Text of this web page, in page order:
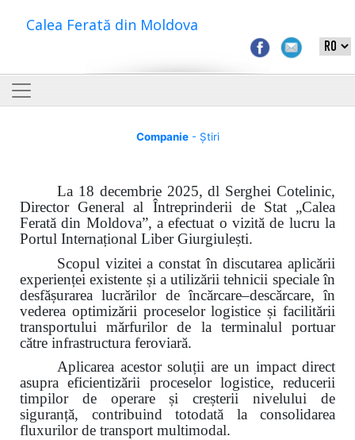
Calea Ferată din Moldova
Companie- Știri
La 18 decembrie 2025, dl Serghei Cotelinic,
Director General al Întreprinderii de Stat „Calea
Ferată din Moldova”, a efectuat o vizită de lucru la
Portul Internațional Liber Giurgiulești.
Scopul vizitei a constat în discutarea aplicării
experienței existente și a utilizării tehnicii speciale în
desfășurarea lucrărilor de încărcare–descărcare, în
vederea optimizării proceselor logistice și facilitării
transportului mărfurilor de la terminalul portuar
către infrastructura feroviară.
Aplicarea acestor soluții are un impact direct
asupra eficientizării proceselor logistice, reducerii
timpilor de operare și creșterii nivelului de
siguranță, contribuind totodată la consolidarea
fluxurilor de transport multimodal.